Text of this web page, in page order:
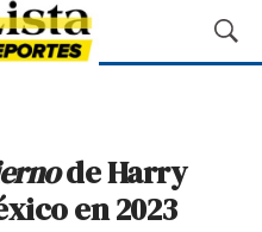
M
o
de Harry
en 2023